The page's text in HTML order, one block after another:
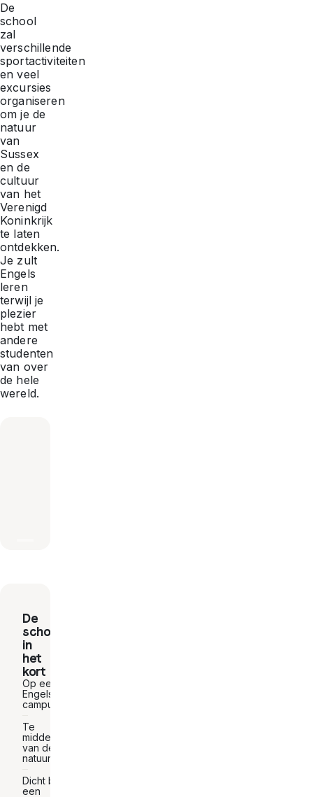
De
school
zal
verschillende
sportactiviteiten
en veel
excursies
organiseren
om je de
natuur
van
Sussex
en de
cultuur
van het
Verenigd
Koninkrijk
te laten
ontdekken.
Je zult
Engels
leren
terwijl je
plezier
hebt met
andere
studenten
van over
de hele
wereld.
De
school
in
het
kort
Op een
Engelse
campus
Te
midden
van de
natuur
Dicht bij
een